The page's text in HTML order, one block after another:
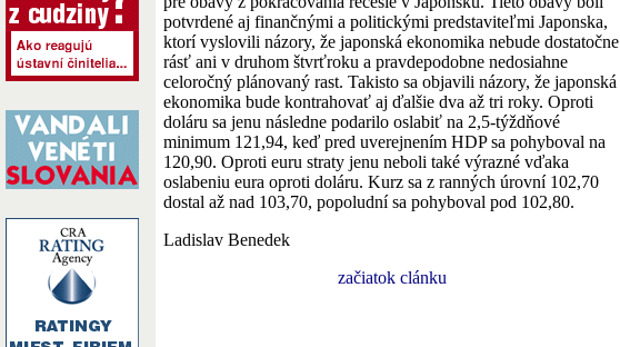
potvrdené aj finančnými a politickými predstaviteľmi Japonska,
ktorí vyslovili názory, že japonská ekonomika nebude dostatočne
rásť ani v druhom štvrťroku a pravdepodobne nedosiahne
celoročný plánovaný rast. Takisto sa objavili názory, že japonská
ekonomika bude kontrahovať aj ďalšie dva až tri roky. Oproti
doláru sa jenu následne podarilo oslabiť na 2,5-týždňové
minimum 121,94, keď pred uverejnením HDP sa pohyboval na
120,90. Oproti euru straty jenu neboli také výrazné vďaka
oslabeniu eura oproti doláru. Kurz sa z ranných úrovní 102,70
dostal až nad 103,70, popoludní sa pohyboval pod 102,80.
Ladislav Benedek
začiatok clánku